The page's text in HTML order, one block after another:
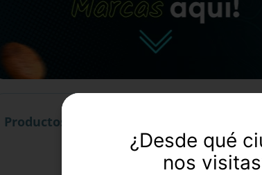
Productos
¿Desde qué
nos